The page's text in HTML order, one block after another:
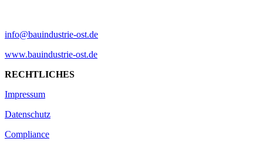
info@bauindustrie-ost.de
www.bauindustrie-ost.de
RECHTLICHES
Impressum
Datenschutz
Compliance